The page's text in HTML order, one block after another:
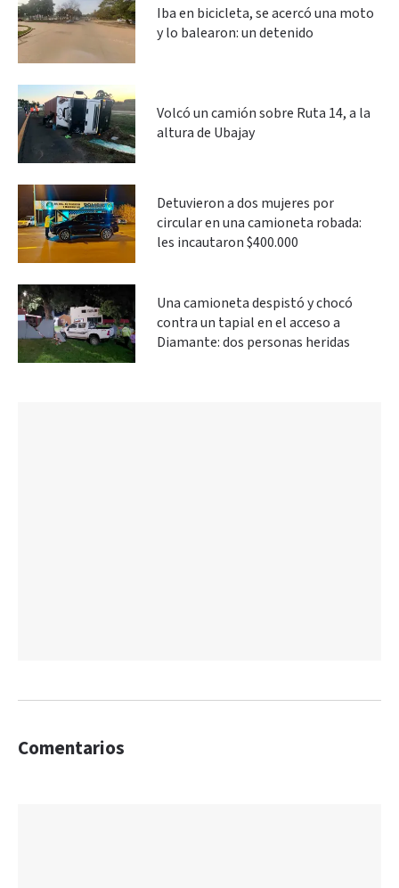
Iba en bicicleta, se acercó una moto
y lo balearon: un detenido
Volcó un camión sobre Ruta 14, a la
altura de Ubajay
Detuvieron a dos mujeres por
circular en una camioneta robada:
les incautaron $400.000
Una camioneta despistó y chocó
contra un tapial en el acceso a
Diamante: dos personas heridas
Comentarios